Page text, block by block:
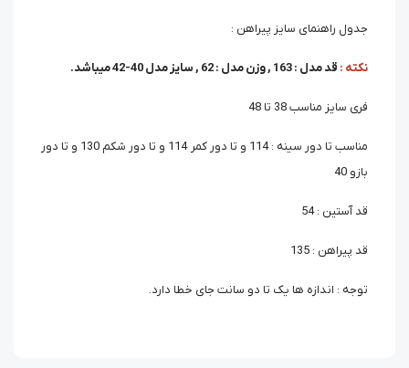
جدول راهنمای سایز پیراهن :
نکته : قد مدل : 163 , وزن مدل : 62 , سایز مدل 40-42 میباشد.
فری سایز مناسب 38 تا 48
مناسب تا دور سینه : 114 و تا دور کمر 114 و تا دور شکم 130 و تا دور
بازو 40
قد آستین : 54
قد پیراهن : 135
توجه : اندازه ها یک تا دو سانت جای خطا دارد.